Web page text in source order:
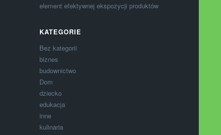
element efektywnej ekspozycji produktów
KATEGORIE
Bez kategorii
biznes
budownictwo
Dom
dziecko
edukacja
inne
kulinaria